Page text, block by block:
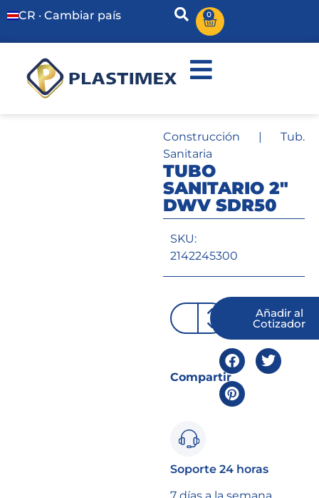
CR · Cambiar país 0
Construcción | Tub.
Sanitaria
TUBO
SANITARIO 2″
DWV SDR50
SKU:
2142245300
Añadir al
Cotizador
Compartir
Soporte 24 horas